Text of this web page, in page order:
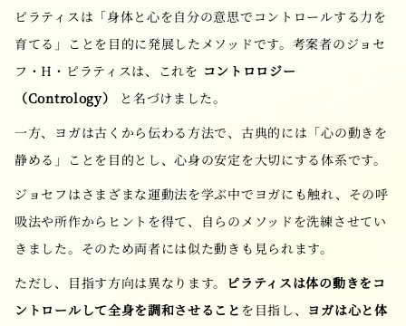
ピラティスは「身体と心を自分の意思でコントロールする力を
育てる」ことを目的に発展したメソッドです。考案者のジョセ
フ・H・ピラティスは、これを コントロロジー
（Contrology）
と名づけました。
一方、ヨガは古くから伝わる方法で、古典的には「心の動きを
静める」ことを目的とし、心身の安定を大切にする体系です。
ジョセフはさまざまな運動法を学ぶ中でヨガにも触れ、その呼
吸法や所作からヒントを得て、自らのメソッドを洗練させてい
きました。そのため両者には似た動きも見られます。
ただし、目指す方向は異なります。 ピラティスは体の動きをコ
ントロールして全身を調和させること を目指し、 ヨガは心と体